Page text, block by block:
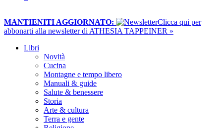
MANTIENITI AGGIORNATO:
​Clicca qui per
abbonarti alla newsletter di ATHESIA TAPPEINER »
Libri
Novità
Cucina
Montagne e tempo libero
Manuali & guide
Salute & benessere
Storia
Arte & cultura
Terra e gente